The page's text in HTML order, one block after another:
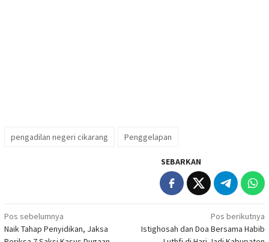
pengadilan negeri cikarang Penggelapan
SEBARKAN
Navigasi
pos
Pos sebelumnya
Naik Tahap Penyidikan, Jaksa
Pos berikutnya
Istighosah dan Doa Bersama Habib